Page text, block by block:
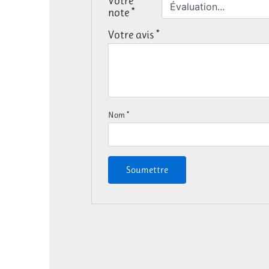
note*
Votre avis*
Nom *